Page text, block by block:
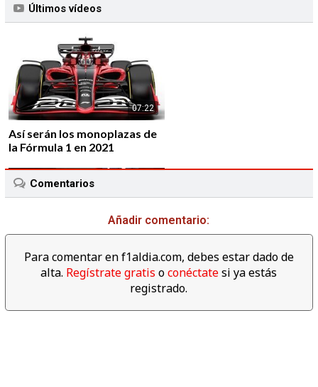
Últimos vídeos
07:22
Así serán los monoplazas de
la Fórmula 1 en 2021
Alfa Romeo vuelve a la F1 de
la mano de Sauber F1 Team
Comentarios
Añadir comentario:
Para comentar en f1aldia.com, debes estar dado de
alta. Regístrate gratis oconéctatesi ya estás
registrado.